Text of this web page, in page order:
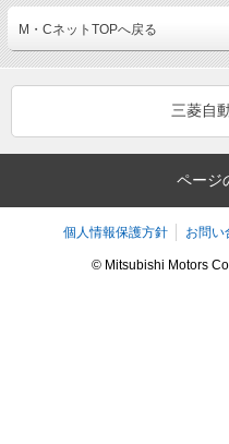
M・CネットTOPへ戻る
三菱自
ページ
個人情報保護方針 お問い
© Mitsubishi Motors